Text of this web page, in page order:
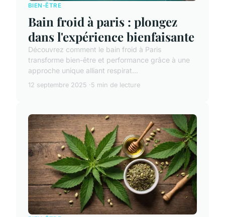
BIEN-ÊTRE
Bain froid à paris : plongez
dans l'expérience bienfaisante
Découvrez comment le bain froid à Paris
transforme bien-être et performance grâce à une
approche unique alliant respirat...
12 septembre 2025 5 min de lecture